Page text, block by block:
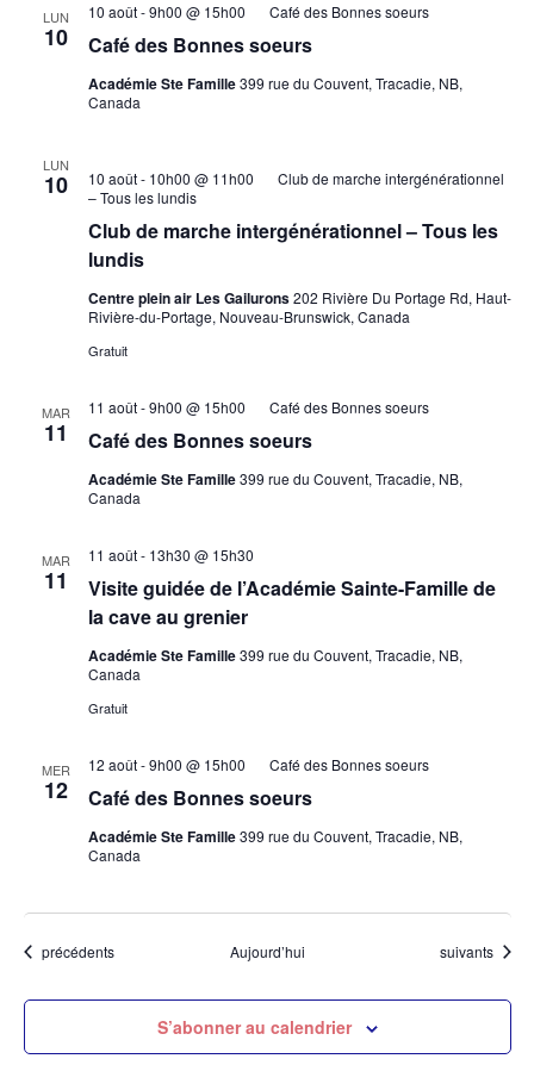
LUN
10 Café des Bonnes soeurs
10 août - 9h00 @ 15h00 Café des Bonnes soeurs
Académie Ste Famille399 rue du Couvent, Tracadie, NB,
Canada
LUN
10
Club de marche intergénérationnel – Tous les
lundis
10 août - 10h00 @ 11h00
Club de marche intergénérationnel
– Tous les lundis
Centre plein air Les Gailurons202 Rivière Du Portage Rd, Haut-
Rivière-du-Portage, Nouveau-Brunswick, Canada
Gratuit
MAR
11 Café des Bonnes soeurs
11 août - 9h00 @ 15h00 Café des Bonnes soeurs
Académie Ste Famille399 rue du Couvent, Tracadie, NB,
Canada
MAR
11
Visite guidée de l’Académie Sainte-Famille de
la cave au grenier
11 août - 13h30 @ 15h30
Académie Ste Famille399 rue du Couvent, Tracadie, NB,
Canada
Gratuit
MER
12 Café des Bonnes soeurs
12 août - 9h00 @ 15h00 Café des Bonnes soeurs
Académie Ste Famille399 rue du Couvent, Tracadie, NB,
Canada
Évènements
précédents Aujourd’hui Évènements
suivants
S’abonner au calendrier